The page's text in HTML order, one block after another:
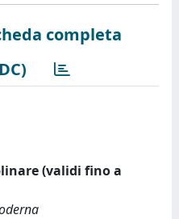
completa
(validi fino a